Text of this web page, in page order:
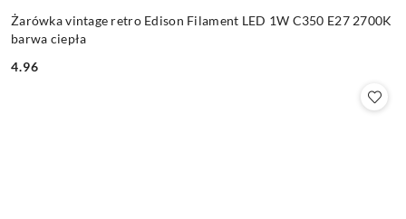
Żarówka vintage retro Edison Filament LED 1W C350 E27 2700K
barwa ciepła
Cena:
4.96